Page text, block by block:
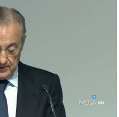
delante de los
a su control y
institucionales:
UEFA, críticas a La
de la prensa delante
Marcos Benito nos
todo lo que no se ha
¡No te lo puedes